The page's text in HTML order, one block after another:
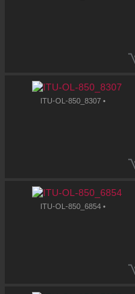
ITU-OL-850_8307 •
ITU-OL-850_6854 •